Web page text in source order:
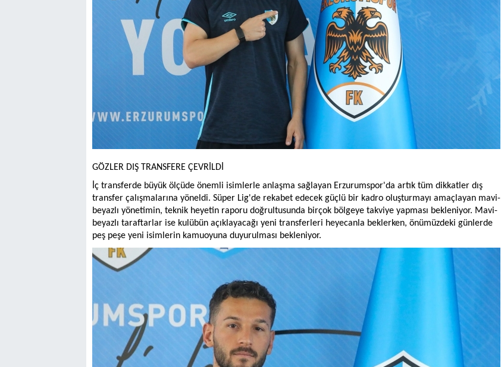
GÖZLER DIŞ TRANSFERE ÇEVRİLDİ
İç transferde büyük ölçüde önemli isimlerle anlaşma sağlayan Erzurumspor'da artık tüm dikkatler dış
transfer çalışmalarına yöneldi. Süper Lig'de rekabet edecek güçlü bir kadro oluşturmayı amaçlayan mavi-
beyazlı yönetimin, teknik heyetin raporu doğrultusunda birçok bölgeye takviye yapması bekleniyor. Mavi-
beyazlı taraftarlar ise kulübün açıklayacağı yeni transferleri heyecanla beklerken, önümüzdeki günlerde
peş peşe yeni isimlerin kamuoyuna duyurulması bekleniyor.